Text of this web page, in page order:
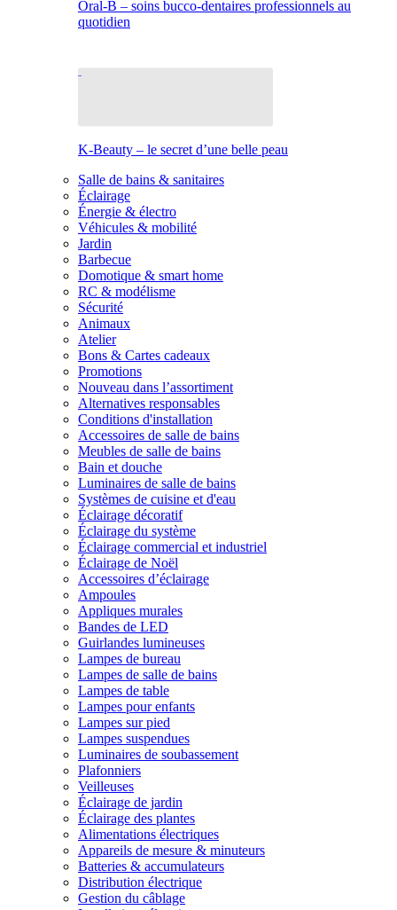
Oral-B – soins bucco-dentaires professionnels au
quotidien
K-Beauty – le secret d’une belle peau
Salle de bains & sanitaires
Éclairage
Énergie & électro
Véhicules & mobilité
Jardin
Barbecue
Domotique & smart home
RC & modélisme
Sécurité
Animaux
Atelier
Bons & Cartes cadeaux
Promotions
Nouveau dans l’assortiment
Alternatives responsables
Conditions d'installation
Accessoires de salle de bains
Meubles de salle de bains
Bain et douche
Luminaires de salle de bains
Systèmes de cuisine et d'eau
Éclairage décoratif
Éclairage du système
Éclairage commercial et industriel
Éclairage de Noël
Accessoires d’éclairage
Ampoules
Appliques murales
Bandes de LED
Guirlandes lumineuses
Lampes de bureau
Lampes de salle de bains
Lampes de table
Lampes pour enfants
Lampes sur pied
Lampes suspendues
Luminaires de soubassement
Plafonniers
Veilleuses
Éclairage de jardin
Éclairage des plantes
Alimentations électriques
Appareils de mesure & minuteurs
Batteries & accumulateurs
Distribution électrique
Gestion du câblage